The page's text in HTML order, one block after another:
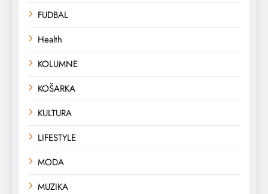
FUDBAL
Health
KOLUMNE
KOŠARKA
KULTURA
LIFESTYLE
MODA
MUZIKA